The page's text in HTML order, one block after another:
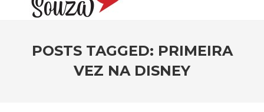
POSTS TAGGED: PRIMEIRA
VEZ NA DISNEY